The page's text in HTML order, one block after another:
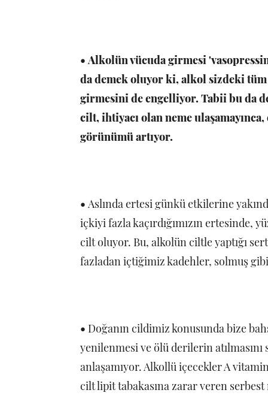
•Alkolün vücuda girmesi
da demek oluyor ki, alkol sizdeki
girmesini de engelliyor. Tabii bu da
cilt, ihtiyacı olan neme
görünümü artıyor.
• Aslında ertesi günkü etkilerine
içkiyi fazla kaçırdığımızın ertesinde,
cilt oluyor. Bu, alkolün ciltle yaptığı
fazladan içtiğimiz kadehler, solmuş
• Doğanın cildimiz konusunda bize
yenilenmesi ve ölü derilerin
anlaşamıyor. Alkollü içecekler A
cilt lipit tabakasına zarar veren